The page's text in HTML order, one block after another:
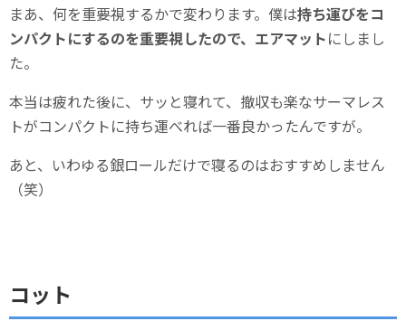
まあ、何を重要視するかで変わります。僕は持ち運びをコ
ンパクトにするのを重要視したので、エアマットにしまし
た。
本当は疲れた後に、サッと寝れて、撤収も楽なサーマレス
トがコンパクトに持ち運べれば一番良かったんですが。
あと、いわゆる銀ロールだけで寝るのはおすすめしません
（笑）
コット